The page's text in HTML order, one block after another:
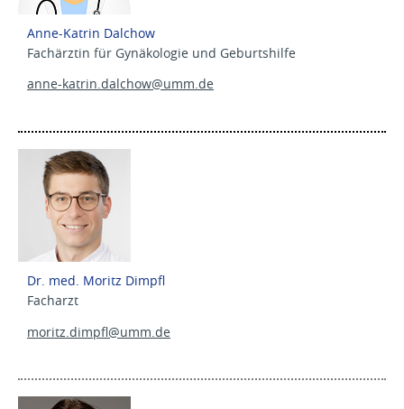
Anne-Katrin Dalchow
Fachärztin für Gynäkologie und Geburtshilfe
anne-katrin.dalchow@umm.de
Dr. med. Moritz Dimpfl
Facharzt
moritz.dimpfl@umm.de